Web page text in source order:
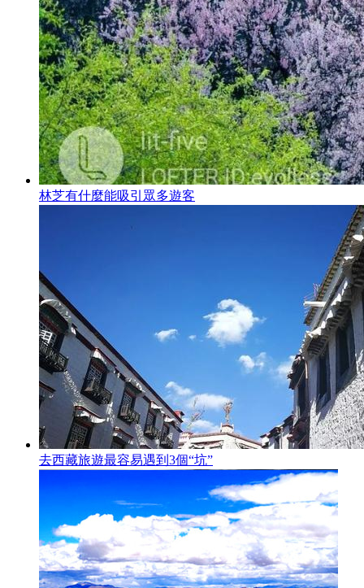
林芝有什麼能吸引眾多遊客
去西藏旅遊最容易遇到3個“坑”